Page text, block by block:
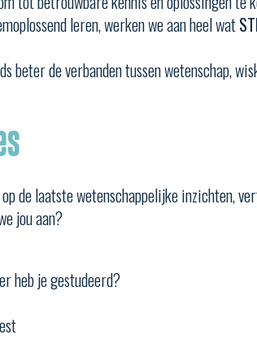
leren, werken we aan heel wat
beter de verbanden tussen wetenschap,
de laatste wetenschappelijke inzichten,
jou aan?
heb je gestudeerd?